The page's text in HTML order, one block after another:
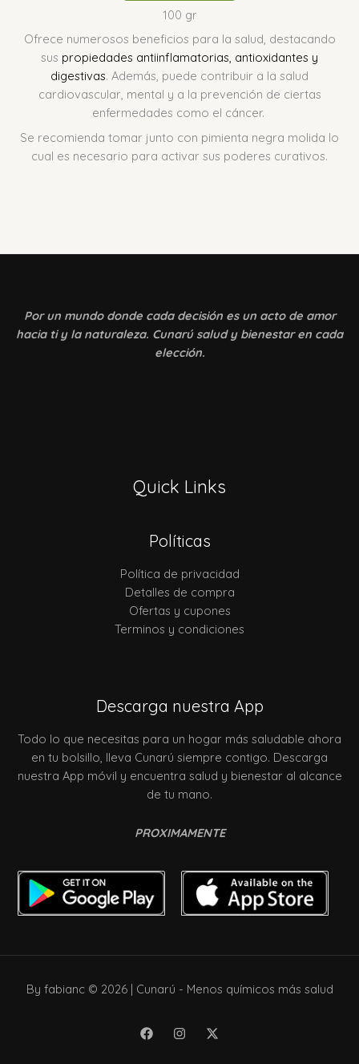
100 gr
Ofrece numerosos beneficios para la salud, destacando
sus propiedades antiinflamatorias, antioxidantes y
digestivas. Además, puede contribuir a la salud
cardiovascular, mental y a la prevención de ciertas
enfermedades como el cáncer.
Se recomienda tomar junto con pimienta negra molida lo
cual es necesario para activar sus poderes curativos.
Por un mundo donde cada decisión es un acto de amor
hacia ti y la naturaleza. Cunarú salud y bienestar en cada
elección.
Quick Links
Políticas
Política de privacidad
Detalles de compra
Ofertas y cupones
Terminos y condiciones
Descarga nuestra App
Todo lo que necesitas para un hogar más saludable ahora
en tu bolsillo, lleva Cunarú siempre contigo. Descarga
nuestra App móvil y encuentra salud y bienestar al alcance
de tu mano.
PROXIMAMENTE
By fabianc © 2026 | Cunarú - Menos químicos más salud